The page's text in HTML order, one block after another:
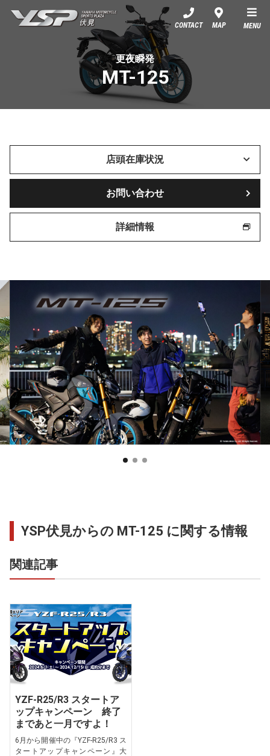
YSP伏見
CONTACT MAP MENU
更夜瞬発
MT-125
店頭在庫状況
お問い合わせ
詳細情報
YSP伏見からの MT-125 に関する情報
関連記事
YZF-R25/R3 スタートア
ップキャンペーン 終了
まであと一月ですよ！
6月から開催中の『YZF-R25/R3 ス
タートアップキャンペーン』大